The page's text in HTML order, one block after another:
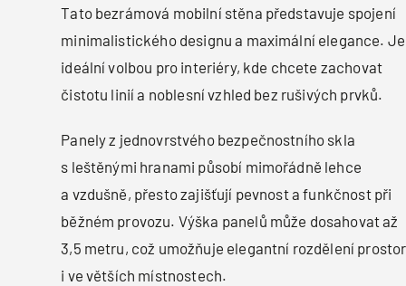
Tato bezrámová mobilní stěna představuje spojení
minimalistického designu a maximální elegance. Je
ideální volbou pro interiéry, kde chcete zachovat
čistotu linií a noblesní vzhled bez rušivých prvků.
Panely z jednovrstvého bezpečnostního skla
s leštěnými hranami působí mimořádně lehce
a vzdušně, přesto zajišťují pevnost a funkčnost při
běžném provozu. Výška panelů může dosahovat až
3,5 metru, což umožňuje elegantní rozdělení
i ve větších místnostech.